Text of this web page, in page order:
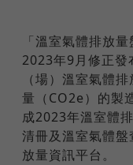
「溫室氣體排放
2023年9月修正發
（場）溫室氣體
量（CO2e）的製
成2023年溫室體
清冊及溫室氣體
放量資訊平台。